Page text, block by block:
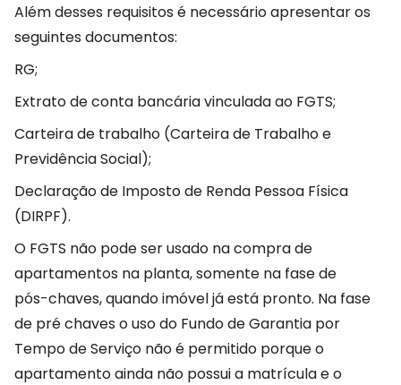
Além desses requisitos é necessário apresentar os
seguintes documentos:
RG;
Extrato de conta bancária vinculada ao FGTS;
Carteira de trabalho (Carteira de Trabalho e
Previdência Social);
Declaração de Imposto de Renda Pessoa Física
(DIRPF).
O FGTS não pode ser usado na compra de
apartamentos na planta, somente na fase de
pós-chaves, quando imóvel já está pronto. Na fase
de pré chaves o uso do Fundo de Garantia por
Tempo de Serviço não é permitido porque o
apartamento ainda não possui a matrícula e o